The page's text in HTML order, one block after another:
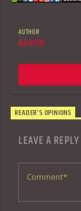
AUTHOR
ADMIN
READER'S OPINIONS
LEAVE A REPLY